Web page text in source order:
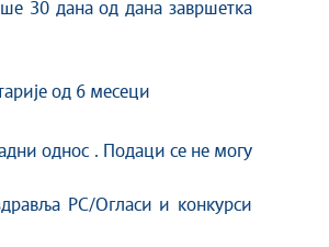
30 дана од дана завршетка
од 6 месеци
однос . Подаци се не могу
РС/Огласи и конкурси